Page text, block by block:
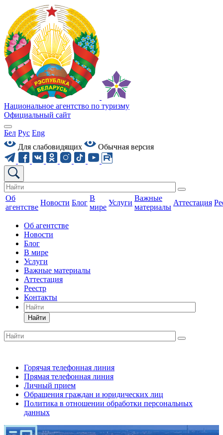
Национальное агентство по туризму
Официальный сайт
Бел Рус Eng
Для слабовидящих
Обычная версия
Об
агентстве
Новости Блог
В
мире
Услуги
Важные
материалы
Аттестация
Об агентстве
Новости
Блог
В мире
Услуги
Важные материалы
Аттестация
Реестр
Контакты
Найти
Горячая телефонная линия
Прямая телефонная линия
Личный прием
Обращения граждан и юридических лиц
Политика в отношении обработки персональных
данных